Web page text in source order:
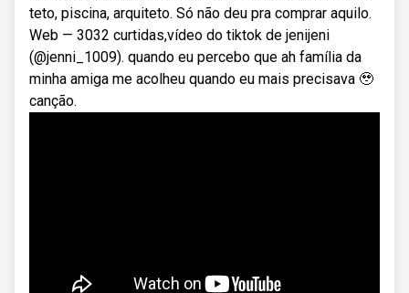
teto, piscina, arquiteto. Só não deu pra comprar aquilo.
Web — 3032 curtidas,vídeo do tiktok de jenijeni
(@jenni_1009). quando eu percebo que ah família da
minha amiga me acolheu quando eu mais precisava 🥹
canção.